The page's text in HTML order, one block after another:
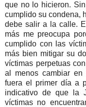
que no lo hicieron.
cumplido su condena,
debe salir a la calle.
más me preocupa
cumplido con las
más bien mitigar su
víctimas perpetuas
al menos cambiar
fuera el primer día a
indicativo de que la
víctimas no